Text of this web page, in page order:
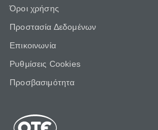
Όροι χρήσης
Προστασία Δεδομένων
Επικοινωνία
Ρυθμίσεις Cookies
Προσβασιμότητα